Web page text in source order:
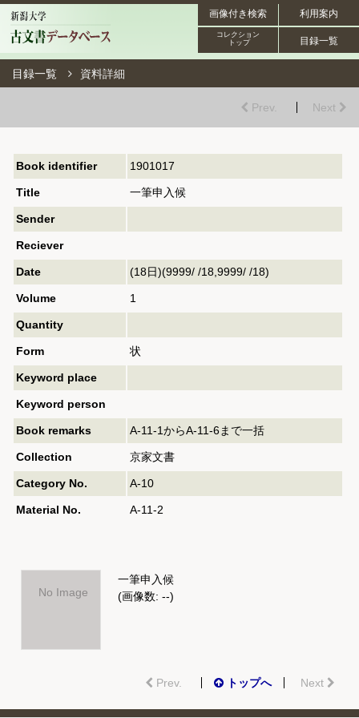
利用案内
画像付き検索
目録一覧
コレクション
トップ
目録一覧 資料詳細
Prev. Next
Book identifier 1901017
Title 一筆申入候
Sender
Reciever
Date (18日)(9999/ /18,9999/ /18)
Volume 1
Quantity
Form 状
Keyword place
Keyword person
Book remarks A-11-1からA-11-6まで一括
Collection 京家文書
Category No. A-10
Material No. A-11-2
No Image
一筆申入候
(画像数: --)
Prev. トップへ Next